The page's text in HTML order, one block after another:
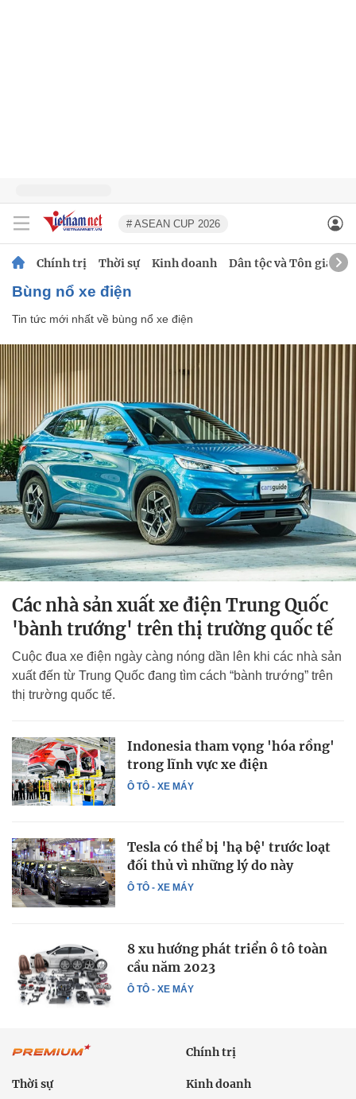
# ASEAN CUP 2026
Chính trị Thời sự Kinh doanh Dân tộc và Tôn giáo
bùng nổ xe điện
Tin tức mới nhất về bùng nổ xe điện
Các nhà sản xuất xe điện Trung Quốc
'bành trướng' trên thị trường quốc tế
Cuộc đua xe điện ngày càng nóng dần lên khi các nhà sản
xuất đến từ Trung Quốc đang tìm cách “bành trướng” trên
thị trường quốc tế.
Ô TÔ - XE MÁY
Indonesia tham vọng 'hóa rồng'
trong lĩnh vực xe điện
Ô TÔ - XE MÁY
Tesla có thể bị 'hạ bệ' trước loạt
đối thủ vì những lý do này
Ô TÔ - XE MÁY
8 xu hướng phát triển ô tô toàn
cầu năm 2023
Chính trị
Thời sự Kinh doanh